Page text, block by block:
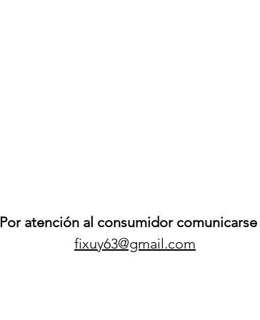
Por atención al consumidor comunicarse
fixuy63@gmail.com